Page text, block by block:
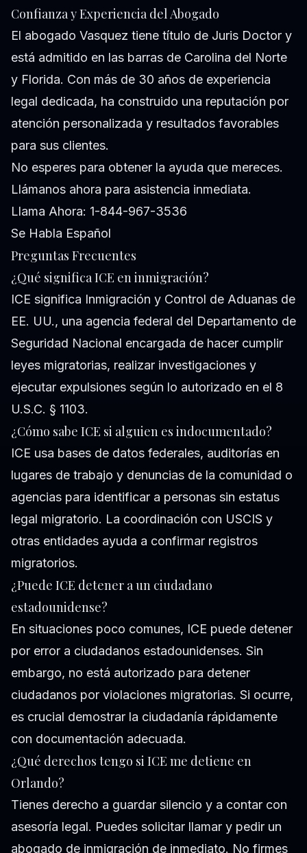
Confianza y Experiencia del Abogado
El abogado Vasquez tiene título de Juris Doctor y
está admitido en las barras de Carolina del Norte
y Florida. Con más de 30 años de experiencia
legal dedicada, ha construido una reputación por
atención personalizada y resultados favorables
para sus clientes.
No esperes para obtener la ayuda que mereces.
Llámanos ahora para asistencia inmediata.
Llama Ahora: 1-844-967-3536
Se Habla Español
Preguntas Frecuentes
¿Qué significa ICE en inmigración?
ICE significa Inmigración y Control de Aduanas de
EE. UU., una agencia federal del Departamento de
Seguridad Nacional encargada de hacer cumplir
leyes migratorias, realizar investigaciones y
ejecutar expulsiones según lo autorizado en el 8
U.S.C. § 1103.
¿Cómo sabe ICE si alguien es indocumentado?
ICE usa bases de datos federales, auditorías en
lugares de trabajo y denuncias de la comunidad o
agencias para identificar a personas sin estatus
legal migratorio. La coordinación con USCIS y
otras entidades ayuda a confirmar registros
migratorios.
¿Puede ICE detener a un ciudadano
estadounidense?
En situaciones poco comunes, ICE puede detener
por error a ciudadanos estadounidenses. Sin
embargo, no está autorizado para detener
ciudadanos por violaciones migratorias. Si ocurre,
es crucial demostrar la ciudadanía rápidamente
con documentación adecuada.
¿Qué derechos tengo si ICE me detiene en
Orlando?
Tienes derecho a guardar silencio y a contar con
asesoría legal. Puedes solicitar llamar y pedir un
abogado de inmigración de inmediato. No firmes